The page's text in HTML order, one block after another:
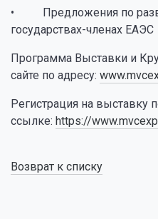
• Предложения по
государствах-членах ЕАЭС
Программа Выставки и
сайте по адресу:
Регистрация на выставку
ссылке: https://
Возврат к списку